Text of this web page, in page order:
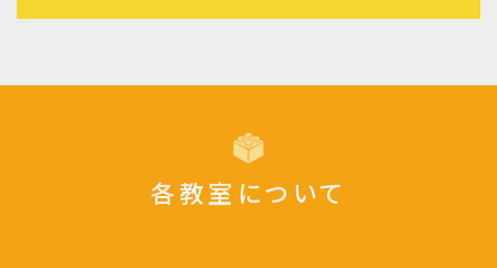
個性に寄り添いながら、年間500人以上、のべ5,000人を超
各教室について